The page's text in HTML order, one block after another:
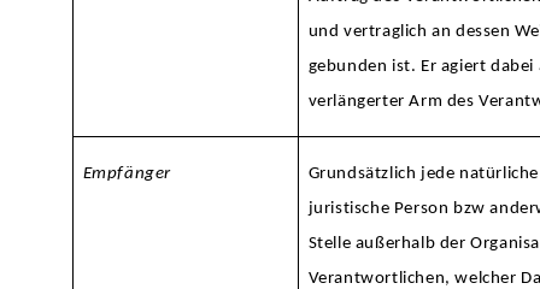
und vertraglich an dessen
gebunden ist. Er agiert dabei
verlängerter Arm des
Empfänger
Grundsätzlich jede
juristische Person bzw
Stelle außerhalb der
Verantwortlichen, welcher